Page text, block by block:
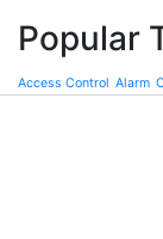
Popular
Access Control Alarm